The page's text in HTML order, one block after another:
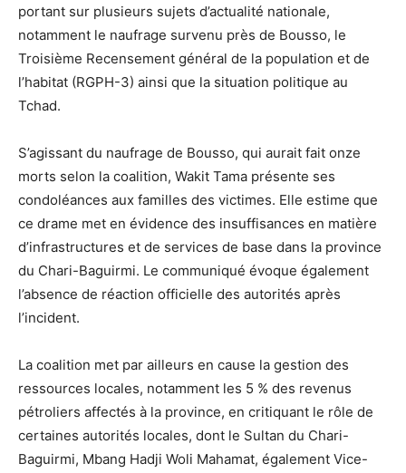
portant sur plusieurs sujets d’actualité nationale,
notamment le naufrage survenu près de Bousso, le
Troisième Recensement général de la population et de
l’habitat (RGPH-3) ainsi que la situation politique au
Tchad.
S’agissant du naufrage de Bousso, qui aurait fait onze
morts selon la coalition, Wakit Tama présente ses
condoléances aux familles des victimes. Elle estime que
ce drame met en évidence des insuffisances en matière
d’infrastructures et de services de base dans la province
du Chari-Baguirmi. Le communiqué évoque également
l’absence de réaction officielle des autorités après
l’incident.
La coalition met par ailleurs en cause la gestion des
ressources locales, notamment les 5 % des revenus
pétroliers affectés à la province, en critiquant le rôle de
certaines autorités locales, dont le Sultan du Chari-
Baguirmi, Mbang Hadji Woli Mahamat, également Vice-